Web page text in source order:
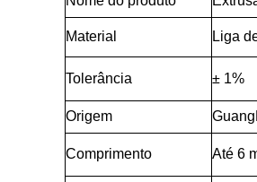
Material Liga
Tolerância ± 1%
Origem
Comprimento Até 6